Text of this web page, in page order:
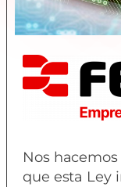
Nos
que esta Ley